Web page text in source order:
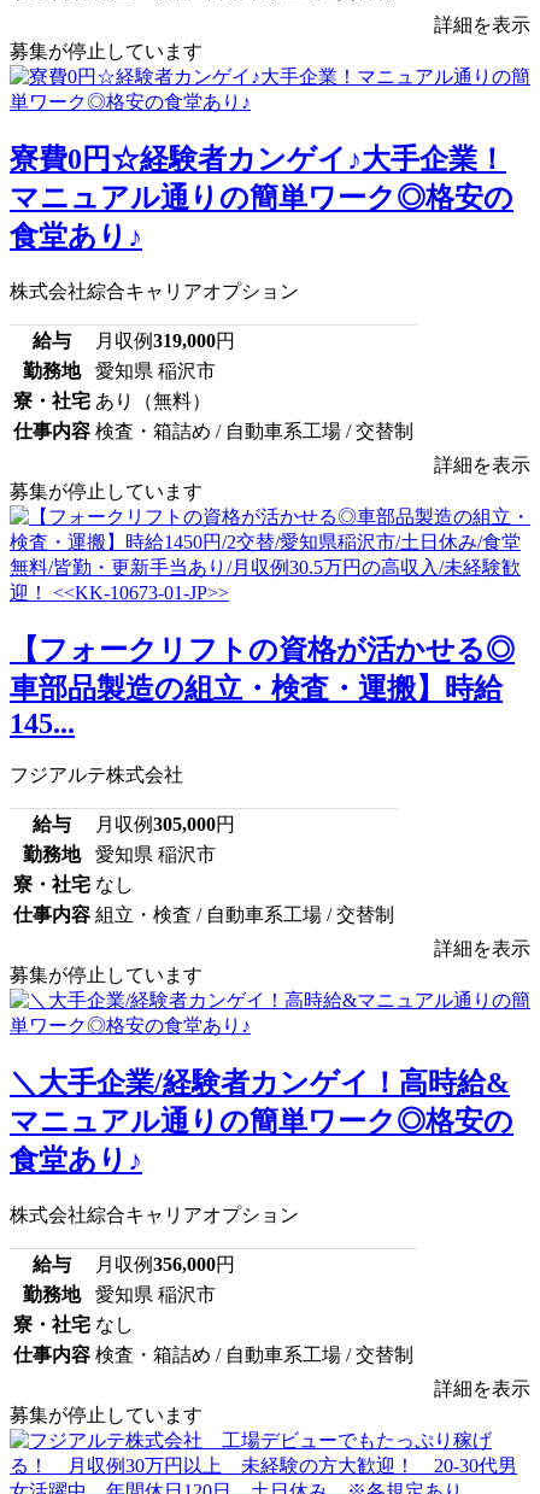
詳細を表示
募集が停止しています
寮費0円☆経験者カンゲイ♪大手企業！
マニュアル通りの簡単ワーク◎格安の
食堂あり♪
株式会社綜合キャリアオプション
給与 月収例319,000円
勤務地
愛知県 稲沢市
寮・社宅 あり（無料）
仕事内容 検査・箱詰め / 自動車系工場 / 交替制
詳細を表示
募集が停止しています
【フォークリフトの資格が活かせる◎
車部品製造の組立・検査・運搬】時給
145...
フジアルテ株式会社
給与 月収例305,000円
勤務地
愛知県 稲沢市
寮・社宅 なし
仕事内容 組立・検査 / 自動車系工場 / 交替制
詳細を表示
募集が停止しています
＼大手企業/経験者カンゲイ！高時給&
マニュアル通りの簡単ワーク◎格安の
食堂あり♪
株式会社綜合キャリアオプション
給与 月収例356,000円
勤務地
愛知県 稲沢市
寮・社宅 なし
仕事内容 検査・箱詰め / 自動車系工場 / 交替制
詳細を表示
募集が停止しています